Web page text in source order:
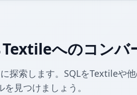
へのコンバ
探索します。SQLをTextileや
を見つけましょう。